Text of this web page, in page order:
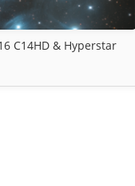
C14HD & Hyperstar